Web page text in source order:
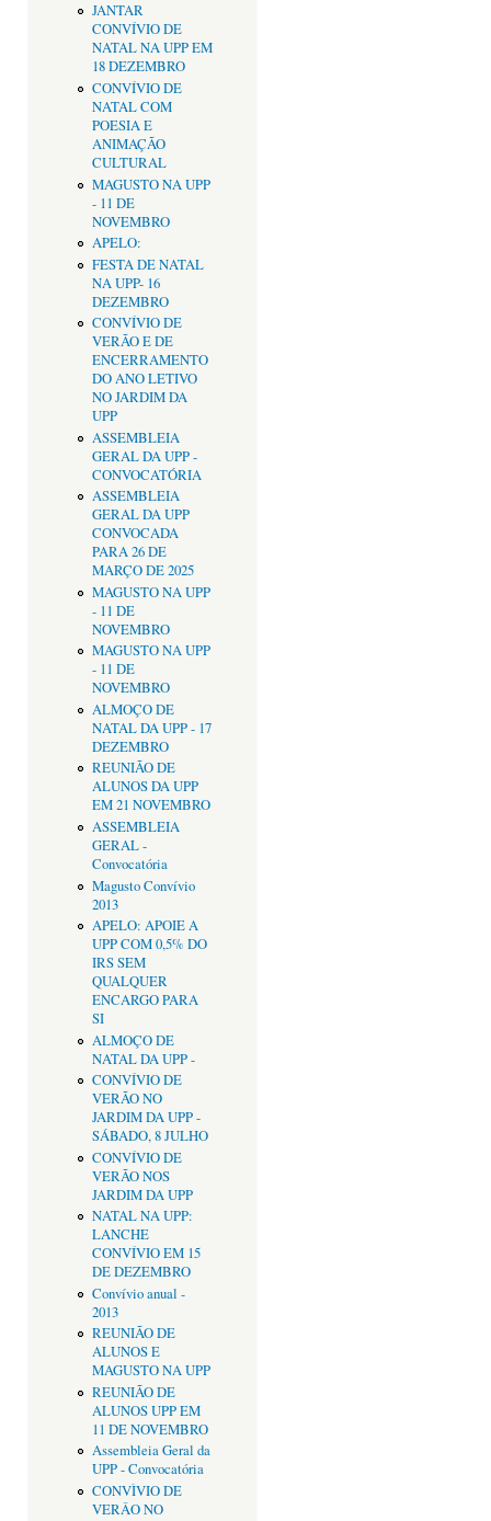
JANTAR
CONVÍVIO DE
NATAL NA UPP EM
18 DEZEMBRO
CONVÍVIO DE
NATAL COM
POESIA E
ANIMAÇÃO
CULTURAL
MAGUSTO NA UPP
- 11 DE
NOVEMBRO
APELO:
FESTA DE NATAL
NA UPP- 16
DEZEMBRO
CONVÍVIO DE
VERÃO E DE
ENCERRAMENTO
DO ANO LETIVO
NO JARDIM DA
UPP
ASSEMBLEIA
GERAL DA UPP -
CONVOCATÓRIA
ASSEMBLEIA
GERAL DA UPP
CONVOCADA
PARA 26 DE
MARÇO DE 2025
MAGUSTO NA UPP
- 11 DE
NOVEMBRO
MAGUSTO NA UPP
- 11 DE
NOVEMBRO
ALMOÇO DE
NATAL DA UPP - 17
DEZEMBRO
REUNIÃO DE
ALUNOS DA UPP
EM 21 NOVEMBRO
ASSEMBLEIA
GERAL -
Convocatória
Magusto Convívio
2013
APELO: APOIE A
UPP COM 0,5% DO
IRS SEM
QUALQUER
ENCARGO PARA
SI
ALMOÇO DE
NATAL DA UPP -
CONVÍVIO DE
VERÃO NO
JARDIM DA UPP -
SÁBADO, 8 JULHO
CONVÍVIO DE
VERÃO NOS
JARDIM DA UPP
NATAL NA UPP:
LANCHE
CONVÍVIO EM 15
DE DEZEMBRO
Convívio anual -
2013
REUNIÃO DE
ALUNOS E
MAGUSTO NA UPP
REUNIÃO DE
ALUNOS UPP EM
11 DE NOVEMBRO
Assembleia Geral da
UPP - Convocatória
CONVÌVIO DE
VERÂO NO